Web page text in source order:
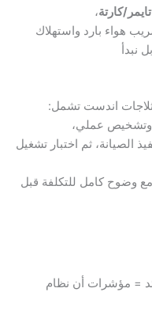
تايمر/كارتة،
هواء بارد واستهلاك
نبدأ
اندست تشمل:
وتشخيص عملي،
الصيانة، ثم اختبار تشغيل
مع وضوح كامل للتكلفة قبل
= مؤشرات أن نظام